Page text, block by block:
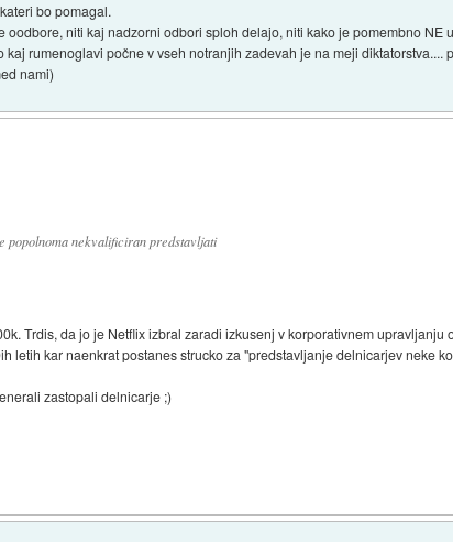
bo pomagal.
niti kaj nadzorni odbori sploh delajo, niti kako je pomembno NE
rumenoglavi počne v vseh notranjih zadevah je na meji diktatorstva....
nami)
popolnoma nekvalificiran predstavljati
Trdis, da jo je Netflix izbral zaradi izkusenj v korporativnem upravljanju
letih kar naenkrat postanes strucko za "predstavljanje delnicarjev neke
zastopali delnicarje ;)